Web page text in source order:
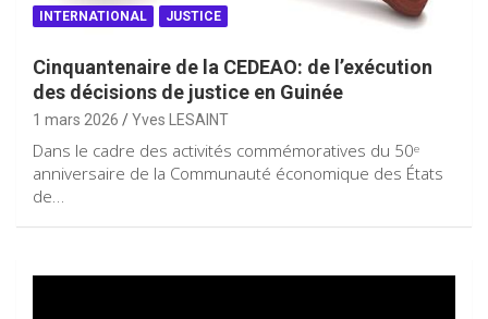
INTERNATIONAL JUSTICE
Cinquantenaire de la CEDEAO: de l’exécution
des décisions de justice en Guinée
1 mars 2026 Yves LESAINT
Dans le cadre des activités commémoratives du 50ᵉ
anniversaire de la Communauté économique des États
de…